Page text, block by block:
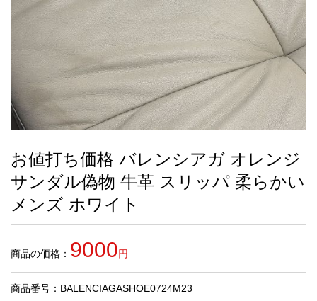
新
製
品
お
す
め
商
人
お値打ち価格 バレンシアガ オレンジ
サンダル偽物 牛革 スリッパ 柔らかい
メンズ ホワイト
商品の価格： 9000円
商品番号：BALENCIAGASHOE0724M23